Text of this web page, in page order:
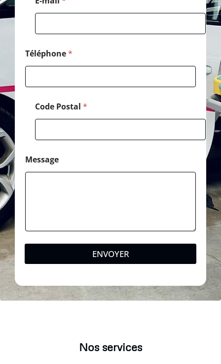
Téléphone*
Code Postal *
Message
ENVOYER
Nos services